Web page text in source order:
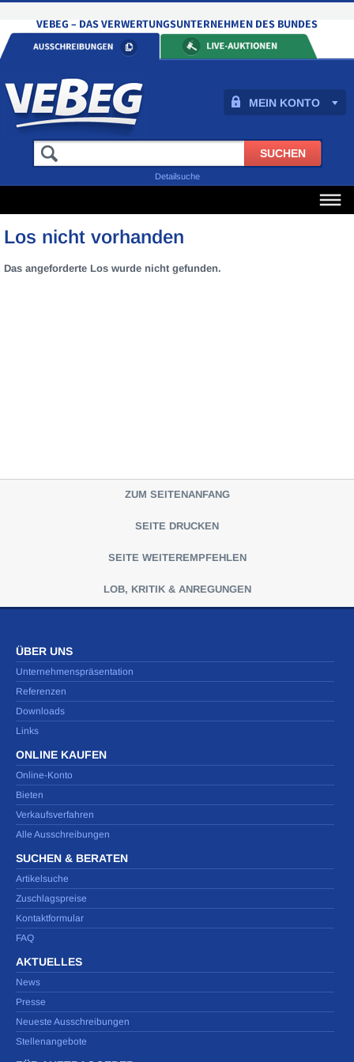
MEIN KONTO
Detailsuche
Los nicht vorhanden
Das angeforderte Los wurde nicht gefunden.
ZUM SEITENANFANG
SEITE DRUCKEN
SEITE WEITEREMPFEHLEN
LOB, KRITIK & ANREGUNGEN
ÜBER UNS
Unternehmenspräsentation
Referenzen
Downloads
Links
ONLINE KAUFEN
Online-Konto
Bieten
Verkaufsverfahren
Alle Ausschreibungen
SUCHEN & BERATEN
Artikelsuche
Zuschlagspreise
Kontaktformular
FAQ
AKTUELLES
News
Presse
Neueste Ausschreibungen
Stellenangebote